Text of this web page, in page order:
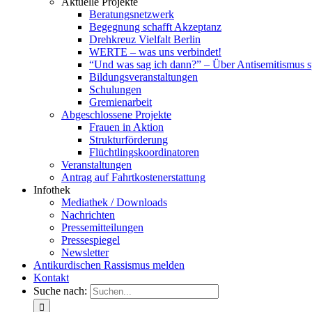
Beratungsnetzwerk
Begegnung schafft Akzeptanz
Drehkreuz Vielfalt Berlin
WERTE – was uns verbindet!
“Und was sag ich dann?” – Über Antisemitismus
Bildungsveranstaltungen
Schulungen
Gremienarbeit
Abgeschlossene Projekte
Frauen in Aktion
Strukturförderung
Flüchtlingskoordinatoren
Veranstaltungen
Antrag auf Fahrtkostenerstattung
Infothek
Mediathek / Downloads
Nachrichten
Pressemitteilungen
Pressespiegel
Newsletter
Antikurdischen Rassismus melden
Kontakt
Suche nach: